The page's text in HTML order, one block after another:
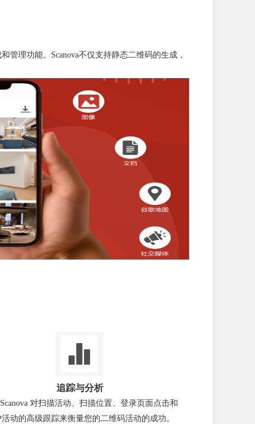
理功能。Scanova不仅支持静态二维码的生成，
追踪与分析
对扫描活动、扫描位置、登录页面点击和
活动的高级跟踪来衡量您的二维码活动的成功。